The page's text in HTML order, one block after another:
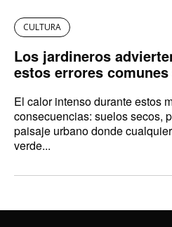
CULTURA
Los jardineros
estos errores
El calor intenso durante estos
consecuencias: suelos secos,
paisaje urbano donde
verde...